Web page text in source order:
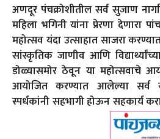
अणदूर पंचक्रोशीतील सर्व सुजाण
महिला भगिनी यांना प्रेरणा देणारा
महोत्सव यंदा उत्साहात साजरा
सांस्कृतिक जाणीव आणि
डोळ्यासमोर ठेवून या
आयोजित करण्यात आलेल्या सर्व
स्पर्धकांनी सहभागी होऊन सहकार्य